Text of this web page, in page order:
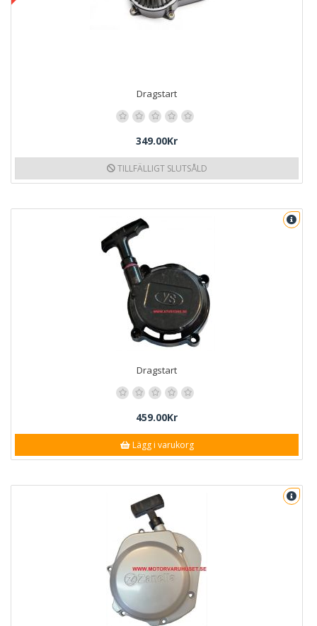
Dragstart
349.00Kr
TILLFÄLLIGT SLUTSÅLD
Dragstart
459.00Kr
Lägg i varukorg